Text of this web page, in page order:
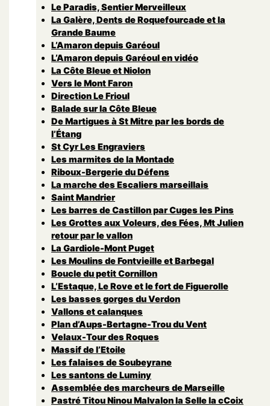
Le Paradis, Sentier Merveilleux
La Galère, Dents de Roquefourcade et la
Grande Baume
L’Amaron depuis Garéoul
L’Amaron depuis Garéoul en vidéo
La Côte Bleue et Niolon
Vers le Mont Faron
Direction Le Frioul
Balade sur la Côte Bleue
De Martigues à St Mitre par les bords de
l’Étang
St Cyr Les Engraviers
Les marmites de la Montade
Riboux-Bergerie du Défens
La marche des Escaliers marseillais
Saint Mandrier
Les barres de Castillon par Cuges les Pins
Les Grottes aux Voleurs, des Fées, Mt Julien
retour par le vallon
La Gardiole-Mont Puget
Les Moulins de Fontvieille et Barbegal
Boucle du petit Cornillon
L’Estaque, Le Rove et le fort de Figuerolle
Les basses gorges du Verdon
Vallons et calanques
Plan d’Aups-Bertagne-Trou du Vent
Velaux-Tour des Roques
Massif de l’Etoile
Les falaises de Soubeyrane
Les santons de Luminy
Assemblée des marcheurs de Marseille
Pastré Titou Ninou Malvalon la Selle la cCoix